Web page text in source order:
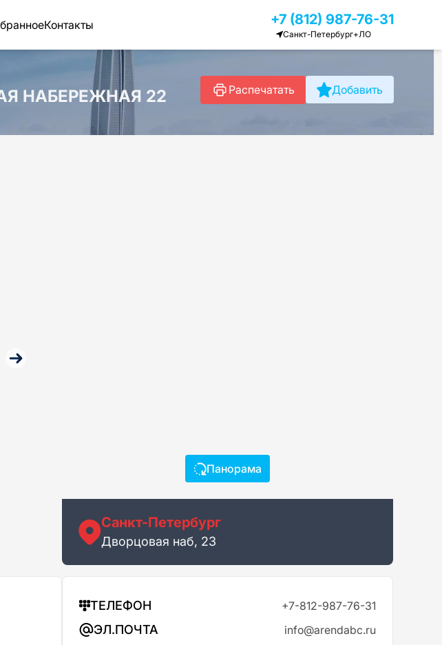
Контакты +7 (812) 987-76-31
Санкт-Петербург+ЛО
НАБЕРЕЖНАЯ 22 Распечатать Добавить
Панорама
Санкт-Петербург
Дворцовая наб, 23
ТЕЛЕФОН +7-812-987-76-31
ЭЛ.ПОЧТА info@arendabc.ru